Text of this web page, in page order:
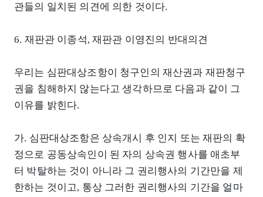
관들의 일치된 의견에 의한 것이다.
6. 재판관 이종석, 재판관 이영진의 반대의견
우리는 심판대상조항이 청구인의 재산권과 재판청구
권을 침해하지 않는다고 생각하므로 다음과 같이 그
이유를 밝힌다.
가. 심판대상조항은 상속개시 후 인지 또는 재판의 확
정으로 공동상속인이 된 자의 상속권 행사를 애초부
터 박탈하는 것이 아니라 그 권리행사의 기간만을 제
한하는 것이고, 통상 그러한 권리행사의 기간을 얼마